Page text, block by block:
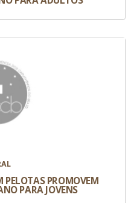
PELOTAS PROMOVEM
PARA JOVENS